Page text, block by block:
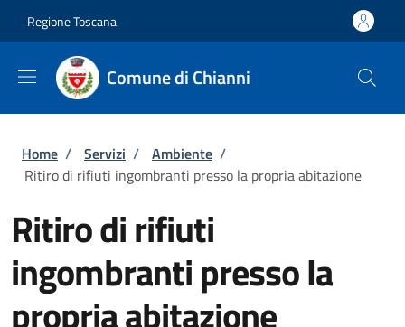
Regione Toscana
Comune di Chianni
Briciole di pane
Home / Servizi / Ambiente /
Ritiro di rifiuti ingombranti presso la propria abitazione
Ritiro di rifiuti
ingombranti presso la
propria abitazione